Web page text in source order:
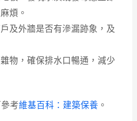
煩。
及外牆是否有滲漏跡象，及
物，確保排水口暢通，減少
考維基百科：建築保養 。